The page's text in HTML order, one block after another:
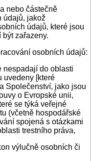
nebo částečně
údajů, jakož
údajů, které jsou
zařazeny.
osobních údajů:
nespadají do oblasti
uvedeny [které
Společenství, jako jsou
o Evropské unii,
se týká veřejné
(včetně hospodářské
spojená s otázkami
trestního práva,
výlučně osobních či